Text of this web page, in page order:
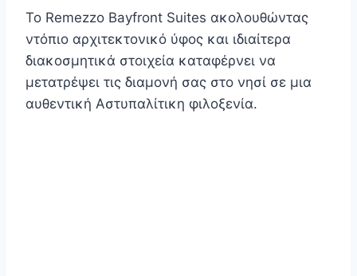
Το Remezzo Bayfront Suites ακολουθώντας
ντόπιο αρχιτεκτονικό ύφος και ιδιαίτερα
διακοσμητικά στοιχεία καταφέρνει να
μετατρέψει τις διαμονή σας στο νησί σε μια
αυθεντική Αστυπαλίτικη φιλοξενία.